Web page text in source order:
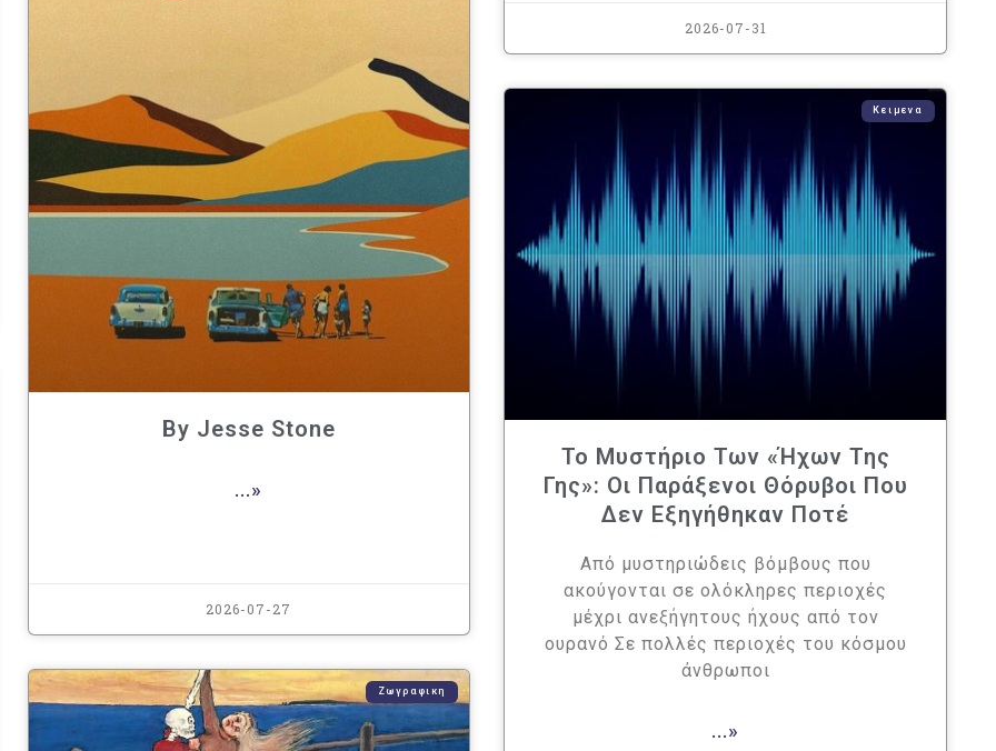
2026-07-31
By Jesse Stone
...»
2026-07-27
Κειμενα
Το Μυστήριο Των «ήχων Της
Γης»: Οι Παράξενοι Θόρυβοι Που
Δεν Εξηγήθηκαν Ποτέ
Από μυστηριώδεις βόμβους που
ακούγονται σε ολόκληρες περιοχές
μέχρι ανεξήγητους ήχους από τον
ουρανό Σε πολλές περιοχές του κόσμου
άνθρωποι
...»
Ζωγραφικη